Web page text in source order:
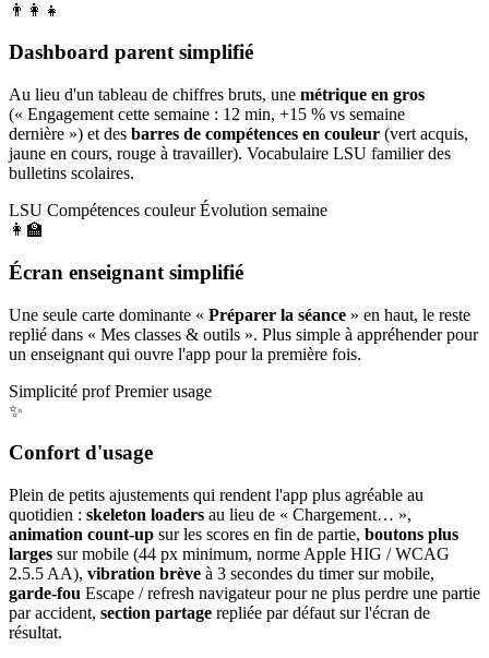
👨‍👩‍👧
Dashboard parent simplifié
Au lieu d'un tableau de chiffres bruts, une métrique en gros
(« Engagement cette semaine : 12 min, +15 % vs semaine
dernière ») et des barres de compétences en couleur (vert acquis,
jaune en cours, rouge à travailler). Vocabulaire LSU familier des
bulletins scolaires.
LSU Compétences couleur Évolution semaine
👩‍🏫
Écran enseignant simplifié
Une seule carte dominante « Préparer la séance » en haut, le reste
replié dans « Mes classes & outils ». Plus simple à appréhender pour
un enseignant qui ouvre l'app pour la première fois.
Simplicité prof Premier usage
✨
Confort d'usage
Plein de petits ajustements qui rendent l'app plus agréable au
quotidien : skeleton loaders au lieu de « Chargement… »,
animation count-up sur les scores en fin de partie, boutons plus
larges sur mobile (44 px minimum, norme Apple HIG / WCAG
2.5.5 AA), vibration brève à 3 secondes du timer sur mobile,
garde-fou Escape / refresh navigateur pour ne plus perdre une partie
par accident, section partage repliée par défaut sur l'écran de
résultat.